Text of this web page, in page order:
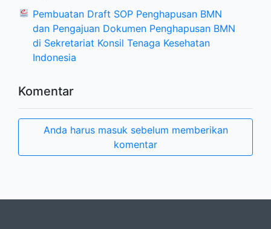
Pembuatan Draft SOP Penghapusan BMN
dan Pengajuan Dokumen Penghapusan BMN
di Sekretariat Konsil Tenaga Kesehatan
Indonesia
Komentar
Anda harus masuk sebelum memberikan
komentar